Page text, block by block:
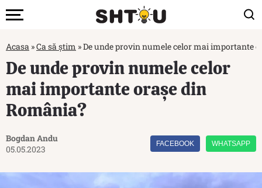
Acasa »Ca să știm »De unde provin numele celor mai importante
De unde provin numele celor
mai importante orașe din
România?
Bogdan Andu
05.05.2023
FACEBOOK WHATSAPP